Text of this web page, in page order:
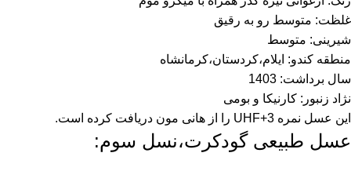
غلظت: متوسط رو به رقیق
شیرینی: متوسط
منطقه کندو: ایلام،کردستان،کرمانشاه
سال برداشت: 1403
نژاد زنبور: کارنیکا و بومی
این عسل نمره UHF+3 را از هانی مون دریافت کرده است.
عسل طبیعی گودکرت،نسل سوم: